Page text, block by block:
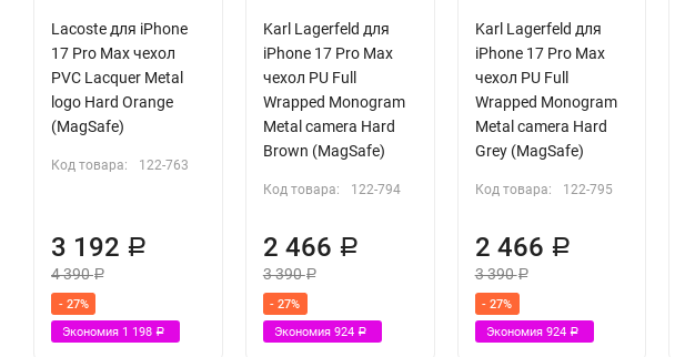
Lacoste для iPhone
17 Pro Max чехол
PVC Lacquer Metal
logo Hard Orange
(MagSafe)
Код товара: 122-763
3 192 Р
4 390Р
- 27%
Экономия 1 198 Р
Karl Lagerfeld для
iPhone 17 Pro Max
чехол PU Full
Wrapped Monogram
Metal camera Hard
Brown (MagSafe)
Код товара: 122-794
2 466 Р
3 390Р
- 27%
Экономия 924 Р
Karl Lagerfeld для
iPhone 17 Pro Max
чехол PU Full
Wrapped Monogram
Metal camera Hard
Grey (MagSafe)
Код товара: 122-795
2 466 Р
3 390Р
- 27%
Экономия 924 Р